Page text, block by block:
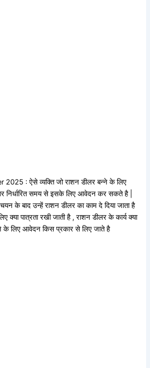
2025 : ऐसे व्यक्ति जो राशन डीलर बन्ने के लिए
निर्धारित समय से इसके लिए आवेदन कर सकते है |
चयन के बाद उन्हें राशन डीलर का काम दे दिया जाता है
क्या पात्रता रखी जाती है , राशन डीलर के कार्य क्या
के लिए आवेदन किस प्रकार से लिए जाते है